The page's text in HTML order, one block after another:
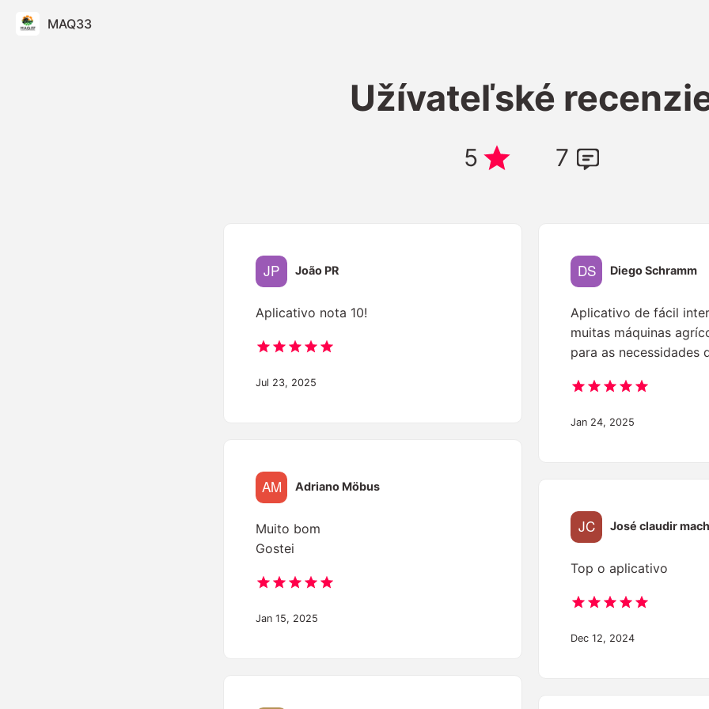
MAQ33
Užívateľské
5 7
João PR
Aplicativo nota 10!
Jul 23, 2025
Adriano Möbus
Muito bom
Gostei
Jan 15, 2025
Diego Schramm
Aplicativo de fácil
muitas máquinas
para as necessidades
Jan 24, 2025
José claudir
Top o aplicativo
Dec 12, 2024